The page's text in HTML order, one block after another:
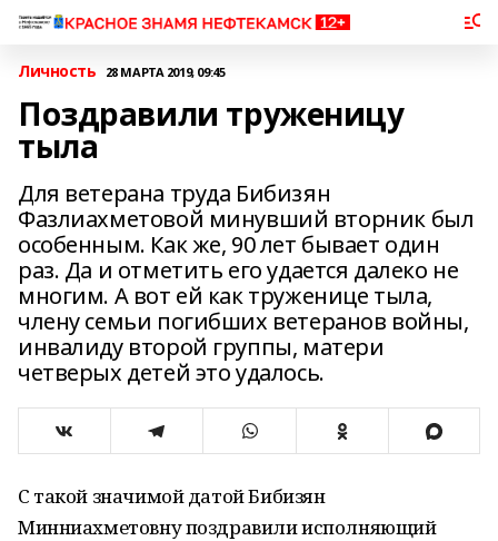
Личность 28 МАРТА 2019, 09:45
Поздравили труженицу
тыла
Для ветерана труда Бибизян
Фазлиахметовой минувший вторник был
особенным. Как же, 90 лет бывает один
раз. Да и отметить его удается далеко не
многим. А вот ей как труженице тыла,
члену семьи погибших ветеранов войны,
инвалиду второй группы, матери
четверых детей это удалось.
С такой значимой датой Бибизян
Минниахметовну поздравили исполняющий